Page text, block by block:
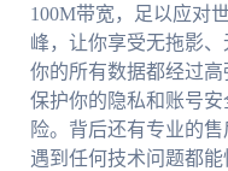
100M带宽，足以应对
峰，让你享受无拖影、
你的所有数据都经过
保护你的隐私和账号
险。背后还有专业的
遇到任何技术问题都能